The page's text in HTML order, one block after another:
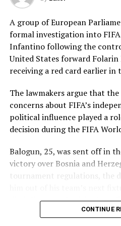
impressive figures of 3 for 42,
claimed 2 for 34. Umm-e-
captain Fatima Sana chipped
keep the scoring under
In reply, Pakistan laid the
Feroza, who produced a
11 boundaries. She
being trapped leg before
steering her side into a
Experienced batter Sidra
a measured 57 from 94
effectively while building
Pakistan comfortably ahead
Sri Lanka’s bowlers found
A group of European
formal investigation into
Infantino following the
United States forward
receiving a red card earlier in
The lawmakers argue that the
concerns about FIFA’s
political influence played a
decision during the FIFA
Balogun, 25, was sent off in
victory over Bosnia and
tournament regulations, the
disciplinary authorities later
enabling the striker to feature
CONTINUE